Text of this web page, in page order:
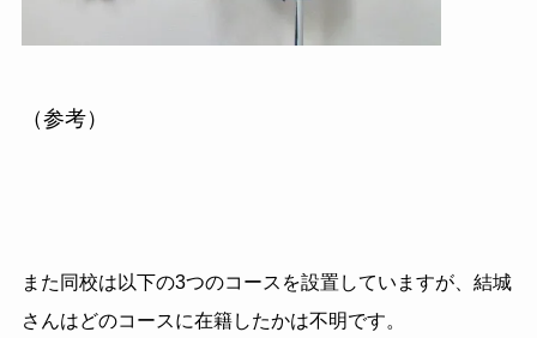
（参考）
また同校は以下の3つのコースを設置していますが、結城
さんはどのコースに在籍したかは不明です。